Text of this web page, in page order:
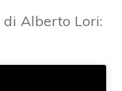
di Alberto Lori: